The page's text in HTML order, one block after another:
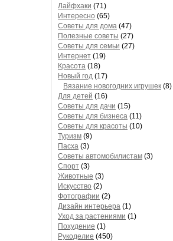
Лайфхаки (71)
Интересно (65)
Советы для дома (47)
Полезные советы (27)
Советы для семьи (27)
Интернет (19)
Красота (18)
Новый год (17)
Вязание новогодних игрушек (8)
Для детей (16)
Советы для дачи (15)
Советы для бизнеса (11)
Советы для красоты (10)
Туризм (9)
Пасха (3)
Советы автомобилистам (3)
Спорт (3)
Животные (3)
Искусство (2)
Фотографии (2)
Дизайн интерьера (1)
Уход за растениями (1)
Похудение (1)
Рукоделие (450)